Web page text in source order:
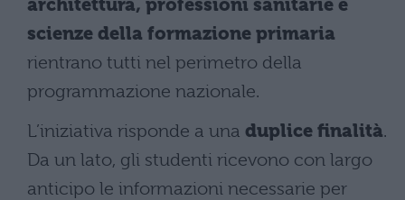
architettura, professioni sanitarie e
scienze della formazione primaria
rientrano tutti nel perimetro della
programmazione nazionale.
L’iniziativa risponde a una duplice finalità.
Da un lato, gli studenti ricevono con largo
anticipo le informazioni necessarie per